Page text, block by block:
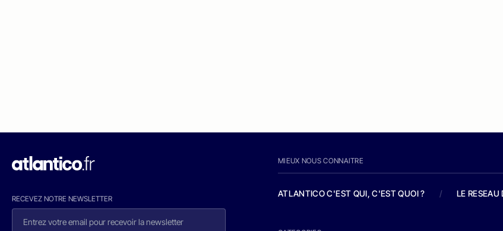
RECEVEZ NOTRE NEWSLETTER
MIEUX NOUS CONNAITRE
ATLANTICO C'EST QUI, C'EST QUOI ? / LE